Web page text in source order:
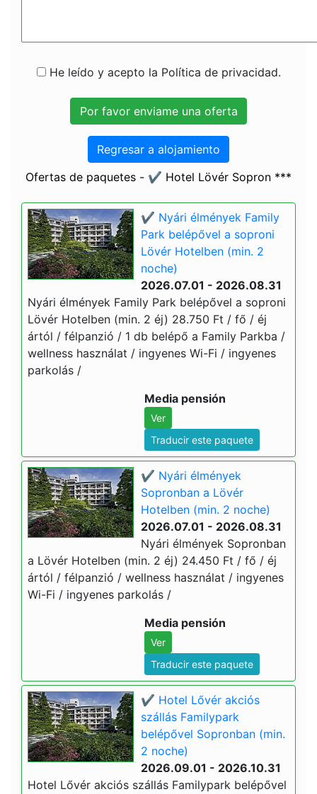
He leído y acepto la Política de privacidad.
Regresar a alojamiento
Ofertas de paquetes - ✔️ Hotel Lövér Sopron ***
✔️ Nyári élmények Family
Park belépővel a soproni
Lövér Hotelben (min. 2
noche)
2026.07.01 - 2026.08.31
Nyári élmények Family Park belépővel a soproni
Lövér Hotelben (min. 2 éj) 28.750 Ft / fő / éj
ártól / félpanzió / 1 db belépő a Family Parkba /
wellness használat / ingyenes Wi-Fi / ingyenes
parkolás /
Media pensión
Ver
Traducir este paquete
✔️ Nyári élmények
Sopronban a Lövér
Hotelben (min. 2 noche)
2026.07.01 - 2026.08.31
Nyári élmények Sopronban
a Lövér Hotelben (min. 2 éj) 24.450 Ft / fő / éj
ártól / félpanzió / wellness használat / ingyenes
Wi-Fi / ingyenes parkolás /
Media pensión
Ver
Traducir este paquete
✔️ Hotel Lővér akciós
szállás Familypark
belépővel Sopronban (min.
2 noche)
2026.09.01 - 2026.10.31
Hotel Lővér akciós szállás Familypark belépővel